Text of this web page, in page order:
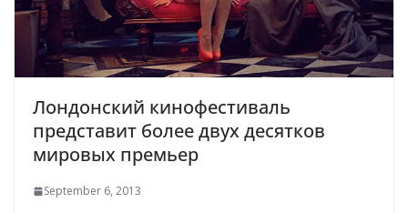
Лондонский кинофестиваль
представит более двух десятков
мировых премьер
September 6, 2013